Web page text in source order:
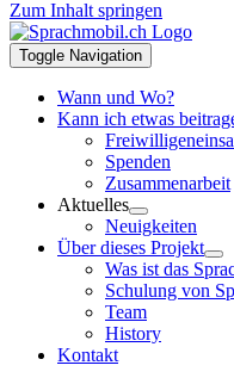
Zum Inhalt springen
Toggle Navigation
Wann und Wo?
Kann ich etwas
Spenden
Zusammenarbeit
Aktuelles
Neuigkeiten
Über dieses Projekt
Was ist das
Schulung von
Team
History
Kontakt